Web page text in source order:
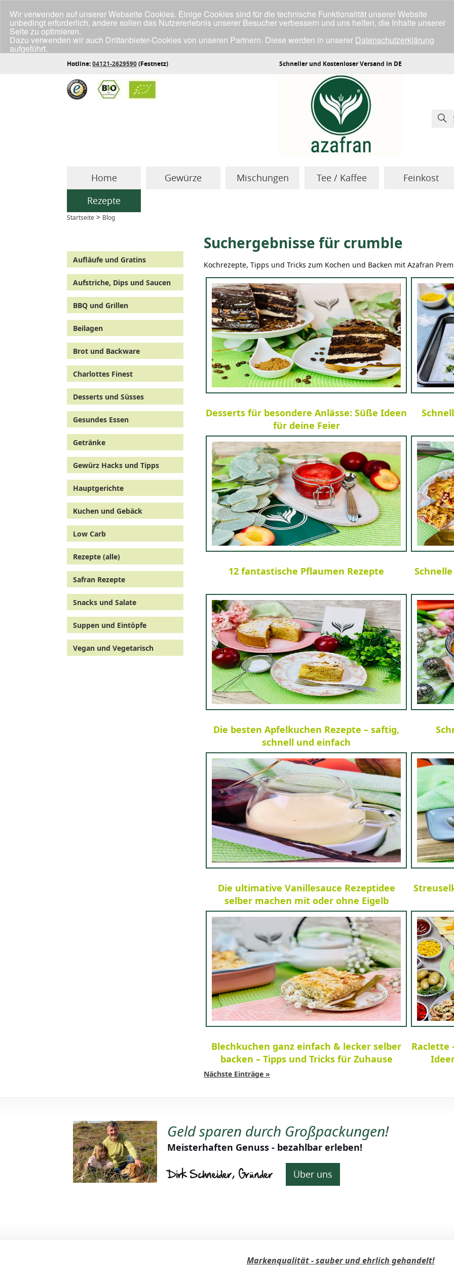
Hotline:04121-2629590(Festnetz) Schneller und Kostenloser Versand in DE
Home Gewürze Mischungen Tee / Kaffee
Feinkost
Rezepte
Startseite > Blog
Aufläufe und Gratins
Aufstriche, Dips und Saucen
BBQ und Grillen
Beilagen
Brot und Backware
Charlottes Finest
Desserts und Süsses
Gesundes Essen
Getränke
Gewürz Hacks und Tipps
Hauptgerichte
Kuchen und Gebäck
Low Carb
Rezepte (alle)
Safran Rezepte
Snacks und Salate
Suppen und Eintöpfe
Vegan und Vegetarisch
Suchergebnisse für crumble
Kochrezepte, Tipps und Tricks zum Kochen und Backen mit Azafran
Desserts für besondere Anlässe: Süße Ideen
für deine Feier
12 fantastische Pflaumen Rezepte
Die besten Apfelkuchen Rezepte – saftig,
schnell und einfach
Die ultimative Vanillesauce Rezeptidee
selber machen mit oder ohne Eigelb
Blechkuchen ganz einfach & lecker selber
backen – Tipps und Tricks für Zuhause
Raclette
Nächste Einträge »
Geld sparen durch Großpackungen!
Meisterhaften Genuss - bezahlbar erleben!
Dirk Schneider, Gründer Über uns
Markenqualität - sauber und ehrlich gehandelt!
Wir verwenden auf unserer Webseite Cookies. Einige Cookies sind für die technische Funktionalität unserer Website
unbedingt erforderlich, andere sollen das Nutzererlebnis unserer Besucher verbessern und uns helfen, die Inhalte unserer
Seite zu optimieren.
Dazu verwenden wir auch Drittanbieter-Cookies von unseren Partnern. Diese werden in unserer Datenschutzerklärung
aufgeführt.
Klicke unten auf "Annehmen", wenn du mit der Verwendung aller Cookies einverstanden bist.